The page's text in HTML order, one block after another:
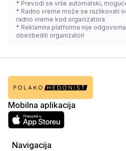
* Prevodi se vrše automatski,
* Radno vreme može se razlikovati
radno vreme kod organizatora
* Reklamna platforma nije
obezbedili organizatori
Mobilna aplikacija
Navigacija